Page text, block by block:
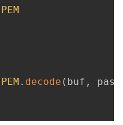
PEM
PEM . decode ( buf ,